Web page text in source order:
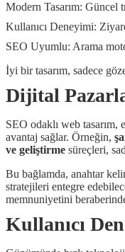
Modern Tasarım: Güncel
Kullanıcı Deneyimi:
SEO Uyumlu: Arama
İyi bir tasarım, sadece
Dijital
SEO odaklı web
avantaj sağlar. Örneğin,
ve geliştirme süreçleri,
Bu bağlamda, anahtar
stratejileri entegre
memnuniyetini
Kullanıcı